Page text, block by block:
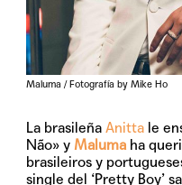
Maluma / Fotografía by Mike Ho
La brasileñaAnitta le
Não» y Maluma ha
brasileiros y
single del ‘Pretty Boy’